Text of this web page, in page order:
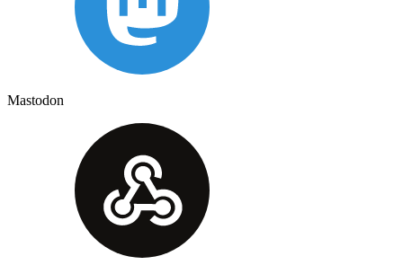
Mastodon